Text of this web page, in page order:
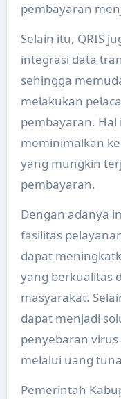
pembayaran
Selain itu, QRIS
integrasi data
sehingga
melakukan
pembayaran.
meminimalkan
yang mungkin
pembayaran.
Dengan adanya
fasilitas
dapat
yang berkualitas
masyarakat.
dapat menjadi
penyebaran
melalui uang
Pemerintah